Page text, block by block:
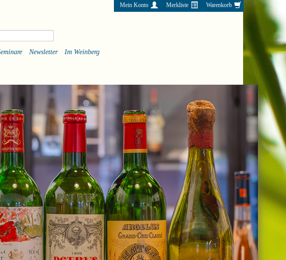
Mein Konto Merkliste Warenkorb
Newsletter Im Weinberg